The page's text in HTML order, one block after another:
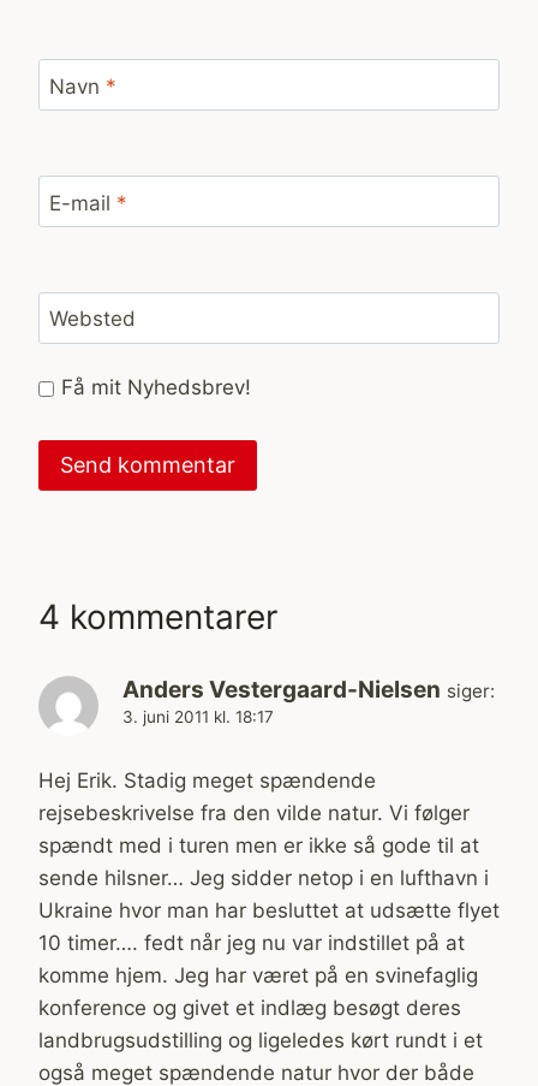
Navn *
E-mail *
Websted
Få mit Nyhedsbrev!
4 kommentarer
Anders Vestergaard-Nielsen siger:
3. juni 2011 kl. 18:17
Hej Erik. Stadig meget spændende
rejsebeskrivelse fra den vilde natur. Vi følger
spændt med i turen men er ikke så gode til at
sende hilsner… Jeg sidder netop i en lufthavn i
Ukraine hvor man har besluttet at udsætte flyet
10 timer…. fedt når jeg nu var indstillet på at
komme hjem. Jeg har været på en svinefaglig
konference og givet et indlæg besøgt deres
landbrugsudstilling og ligeledes kørt rundt i et
også meget spændende natur hvor der både